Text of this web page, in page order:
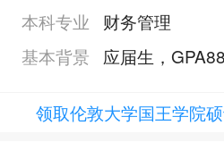
本科专业
财务管理
基本背景
应届生，
领取伦敦大学国王学院